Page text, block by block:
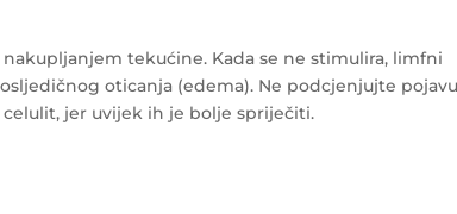
tekućine. Kada se ne stimulira, limfni
oticanja (edema). Ne podcjenjujte pojavu
jer uvijek ih je bolje spriječiti.